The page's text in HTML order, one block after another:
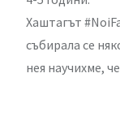
Хаштагът
събирала се
нея научихме,